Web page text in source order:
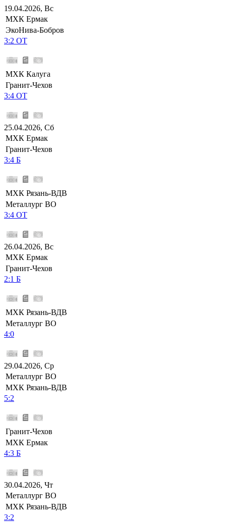
19.04.2026, Вс
МХК Ермак
ЭкоНива-Бобров
3:2 ОТ
МХК Калуга
Гранит-Чехов
3:4 ОТ
25.04.2026, Сб
МХК Ермак
Гранит-Чехов
3:4 Б
МХК Рязань-ВДВ
Металлург ВО
3:4 ОТ
26.04.2026, Вс
МХК Ермак
Гранит-Чехов
2:1 Б
МХК Рязань-ВДВ
Металлург ВО
4:0
29.04.2026, Ср
Металлург ВО
МХК Рязань-ВДВ
5:2
Гранит-Чехов
МХК Ермак
4:3 Б
30.04.2026, Чт
Металлург ВО
МХК Рязань-ВДВ
3:2